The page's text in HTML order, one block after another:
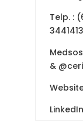
Telp. :
3441413
Medsos
&